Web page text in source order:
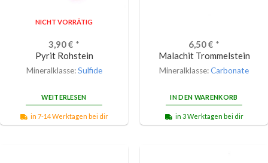
NICHT VORRÄTIG
3,90€ *
Pyrit Rohstein
Mineralklasse:Sulfide
WEITERLESEN
in 7-14 Werktagen bei dir
6,50€ *
Malachit Trommelstein
Mineralklasse:Carbonate
IN DEN WARENKORB
in 3 Werktagen bei dir